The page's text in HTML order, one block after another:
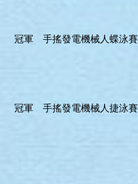
冠軍 手搖發電機械人蝶泳賽
冠軍 手搖發電機械人捷泳賽